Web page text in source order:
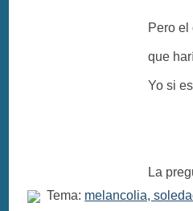
Pero
que
Yo si
La
Tema: melancolia,